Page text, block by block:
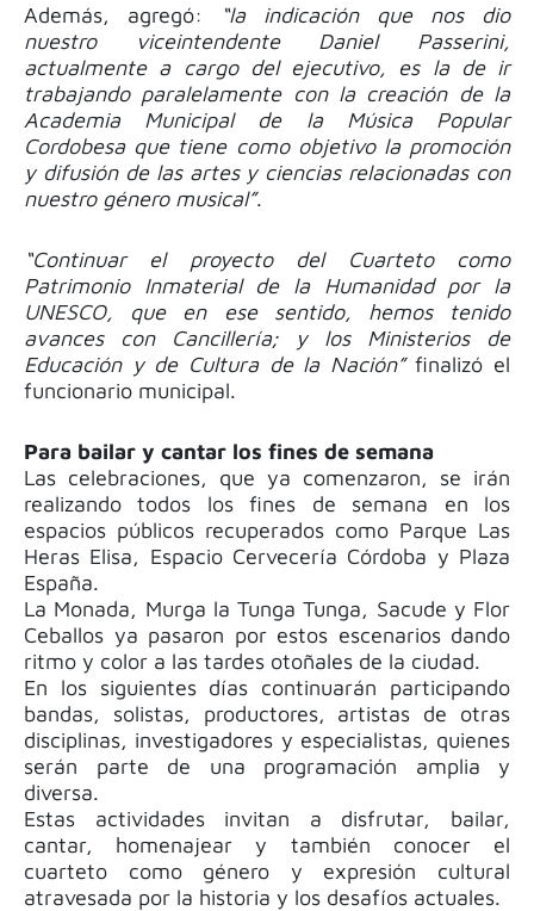
Además, agregó:
“la indicación que nos dio
nuestro viceintendente Daniel Passerini,
actualmente a cargo del ejecutivo, es la de ir
trabajando paralelamente con la creación de la
Academia Municipal de la Música Popular
Cordobesa que tiene como objetivo la promoción
y difusión de las artes y ciencias relacionadas con
nuestro género musical”.
“Continuar el proyecto del Cuarteto como
Patrimonio Inmaterial de la Humanidad por la
UNESCO, que en ese sentido, hemos tenido
avances con Cancillería; y los Ministerios de
Educación y de Cultura de la Nación”finalizó el
funcionario municipal.
Para bailar y cantar los fines de semana
Las celebraciones, que ya comenzaron, se irán
realizando todos los fines de semana en los
espacios públicos recuperados como Parque Las
Heras Elisa, Espacio Cervecería Córdoba y Plaza
España.
La Monada, Murga la Tunga Tunga, Sacude y Flor
Ceballos ya pasaron por estos escenarios dando
ritmo y color a las tardes otoñales de la ciudad.
En los siguientes días continuarán participando
bandas, solistas, productores, artistas de otras
disciplinas, investigadores y especialistas, quienes
serán parte de una programación amplia y
diversa.
Estas actividades invitan a disfrutar, bailar,
cantar, homenajear y también conocer el
cuarteto como género y expresión cultural
atravesada por la historia y los desafíos actuales.